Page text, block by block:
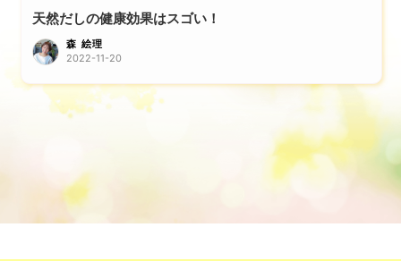
天然だしの健康効果はスゴい！
森 絵理
2022-11-20